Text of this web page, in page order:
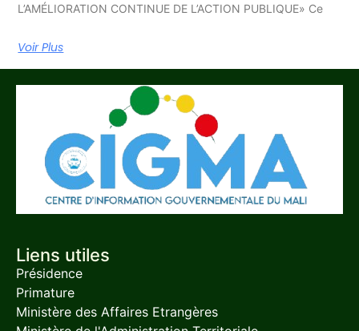
L’AMÉLIORATION CONTINUE DE L’ACTION PUBLIQUE» Ce
Voir Plus
Liens utiles
Présidence
Primature
Ministère des Affaires Etrangères